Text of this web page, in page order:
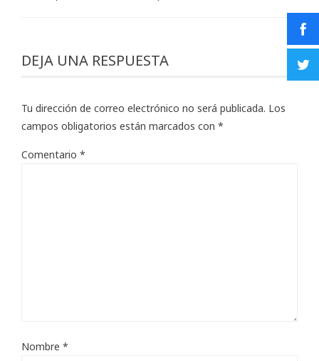
DEJA UNA RESPUESTA
Tu dirección de correo electrónico no será publicada. Los
campos obligatorios están marcados con *
Comentario *
Nombre *